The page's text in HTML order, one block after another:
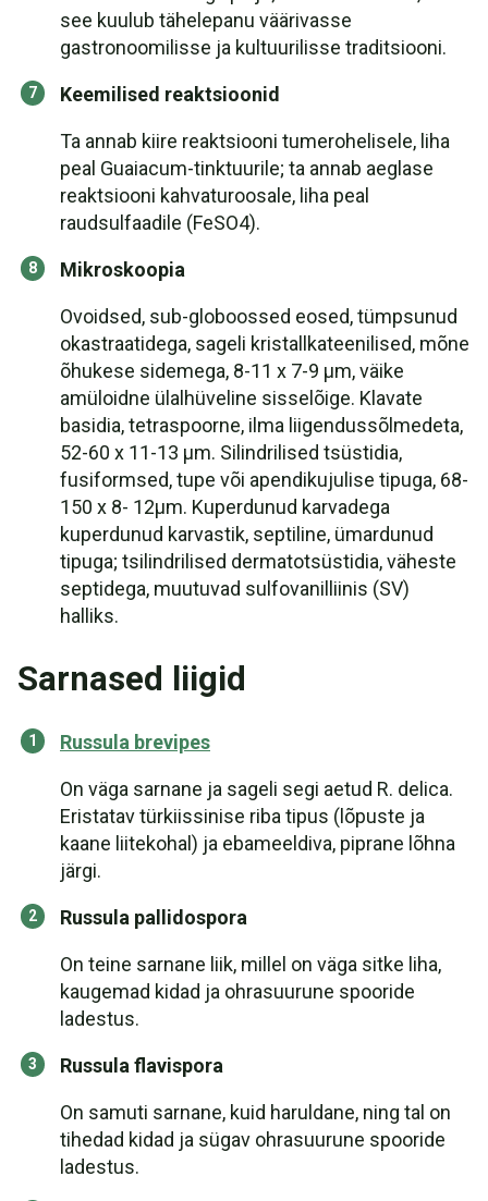
see kuulub tähelepanu väärivasse
gastronoomilisse ja kultuurilisse traditsiooni.
Keemilised reaktsioonid
Ta annab kiire reaktsiooni tumerohelisele, liha
peal Guaiacum-tinktuurile; ta annab aeglase
reaktsiooni kahvaturoosale, liha peal
raudsulfaadile (FeSO4).
Mikroskoopia
Ovoidsed, sub-globoossed eosed, tümpsunud
okastraatidega, sageli kristallkateenilised, mõne
õhukese sidemega, 8-11 x 7-9 µm, väike
amüloidne ülalhüveline sisselõige. Klavate
basidia, tetraspoorne, ilma liigendussõlmedeta,
52-60 x 11-13 µm. Silindrilised tsüstidia,
fusiformsed, tupe või apendikujulise tipuga, 68-
150 x 8- 12µm. Kuperdunud karvadega
kuperdunud karvastik, septiline, ümardunud
tipuga; tsilindrilised dermatotsüstidia, väheste
septidega, muutuvad sulfovanilliinis (SV)
halliks.
Sarnased liigid
Russula brevipes
On väga sarnane ja sageli segi aetud R. delica.
Eristatav türkiissinise riba tipus (lõpuste ja
kaane liitekohal) ja ebameeldiva, piprane lõhna
järgi.
Russula pallidospora
On teine sarnane liik, millel on väga sitke liha,
kaugemad kidad ja ohrasuurune spooride
ladestus.
Russula flavispora
On samuti sarnane, kuid haruldane, ning tal on
tihedad kidad ja sügav ohrasuurune spooride
ladestus.